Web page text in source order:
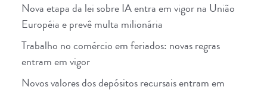
Nova etapa da lei sobre IA entra em vigor na União
Européia e prevê multa milionária
Trabalho no comércio em feriados: novas regras
entram em vigor
Novos valores dos depósitos recursais entram em